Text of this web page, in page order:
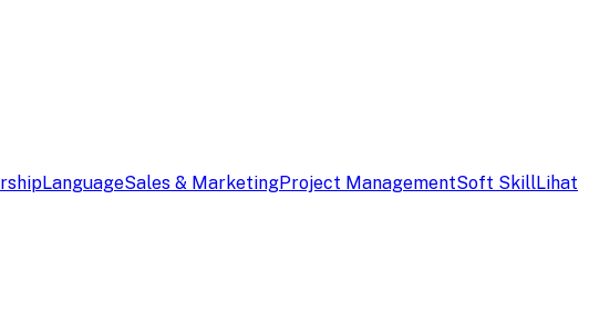
LanguageSales & MarketingProject ManagementSoft SkillLihat